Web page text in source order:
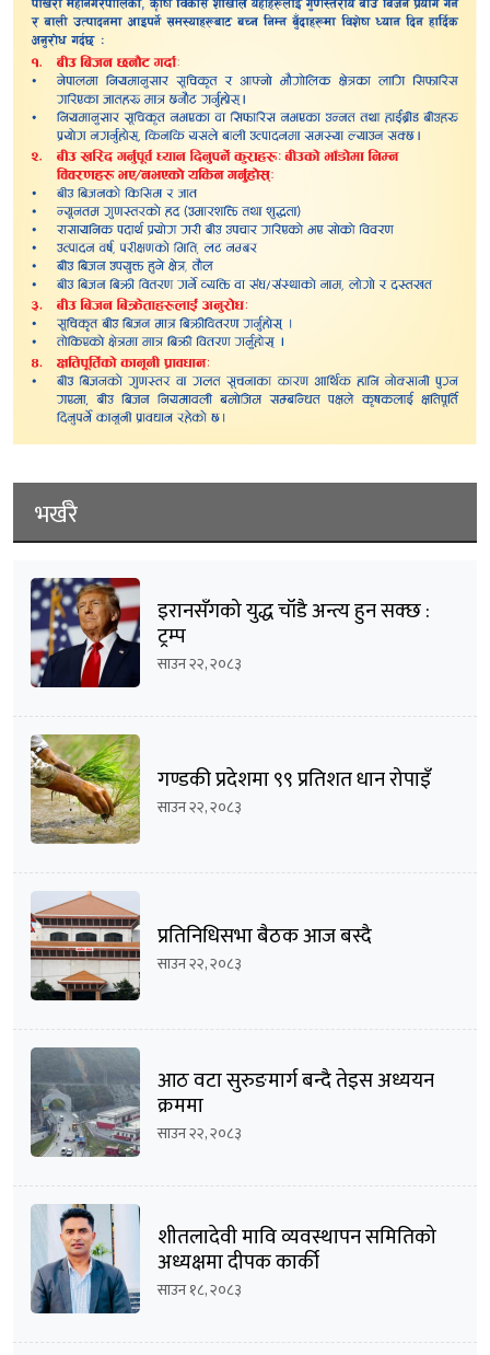
भर्खरै
इरानसँगको युद्ध चाँडै अन्त्य हुन सक्छ :
ट्रम्प
साउन २२, २०८३
गण्डकी प्रदेशमा ९९ प्रतिशत धान रोपाइँ
साउन २२, २०८३
प्रतिनिधिसभा बैठक आज बस्दै
साउन २२, २०८३
आठ वटा सुरुङमार्ग बन्दै तेइस अध्ययन
क्रममा
साउन २२, २०८३
शीतलादेवी मावि व्यवस्थापन समितिको
अध्यक्षमा दीपक कार्की
साउन १८, २०८३